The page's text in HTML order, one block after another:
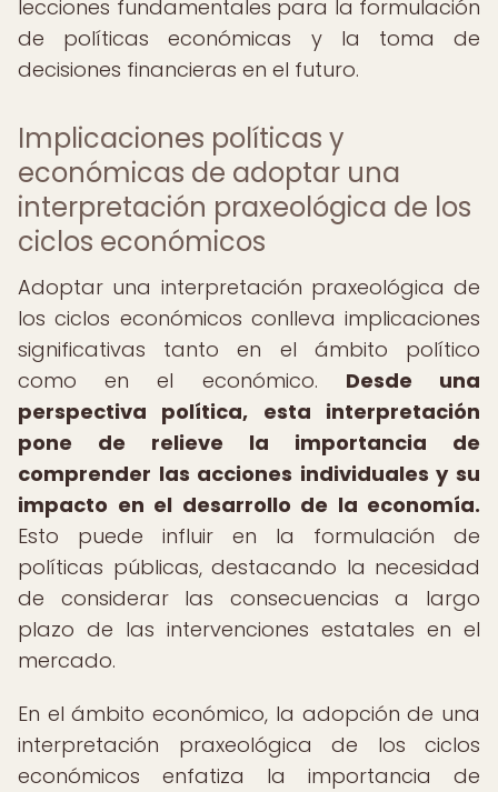
lecciones fundamentales para la formulación
de políticas económicas y la toma de
decisiones financieras en el futuro.
Implicaciones políticas y
económicas de adoptar una
interpretación praxeológica de los
ciclos económicos
Adoptar una interpretación praxeológica de
los ciclos económicos conlleva implicaciones
significativas tanto en el ámbito político
como en el económico. Desde una
perspectiva política, esta interpretación
pone de relieve la importancia de
comprender las acciones individuales y su
impacto en el desarrollo de la economía.
Esto puede influir en la formulación de
políticas públicas, destacando la necesidad
de considerar las consecuencias a largo
plazo de las intervenciones estatales en el
mercado.
En el ámbito económico, la adopción de una
interpretación praxeológica de los ciclos
económicos enfatiza la importancia de